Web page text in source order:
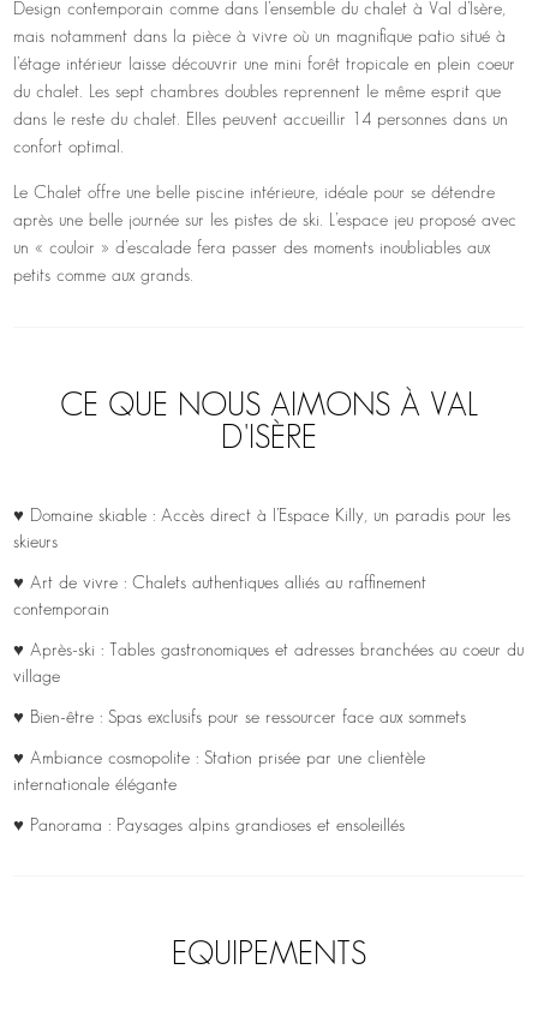
Design contemporain comme dans l’ensemble du chalet à Val d’Isère,
mais notamment dans la pièce à vivre où un magnifique patio situé à
l’étage intérieur laisse découvrir une mini forêt tropicale en plein coeur
du chalet. Les sept chambres doubles reprennent le même esprit que
dans le reste du chalet. Elles peuvent accueillir 14 personnes dans un
confort optimal.
Le Chalet offre une belle piscine intérieure, idéale pour se détendre
après une belle journée sur les pistes de ski. L’espace jeu proposé avec
un « couloir » d’escalade fera passer des moments inoubliables aux
petits comme aux grands.
CE QUE NOUS AIMONS À VAL
D'ISÈRE
♥ Domaine skiable : Accès direct à l’Espace Killy, un paradis pour les
skieurs
♥ Art de vivre : Chalets authentiques alliés au raffinement
contemporain
♥ Après-ski : Tables gastronomiques et adresses branchées au coeur du
village
♥ Bien-être : Spas exclusifs pour se ressourcer face aux sommets
♥ Ambiance cosmopolite : Station prisée par une clientèle
internationale élégante
♥ Panorama : Paysages alpins grandioses et ensoleillés
EQUIPEMENTS